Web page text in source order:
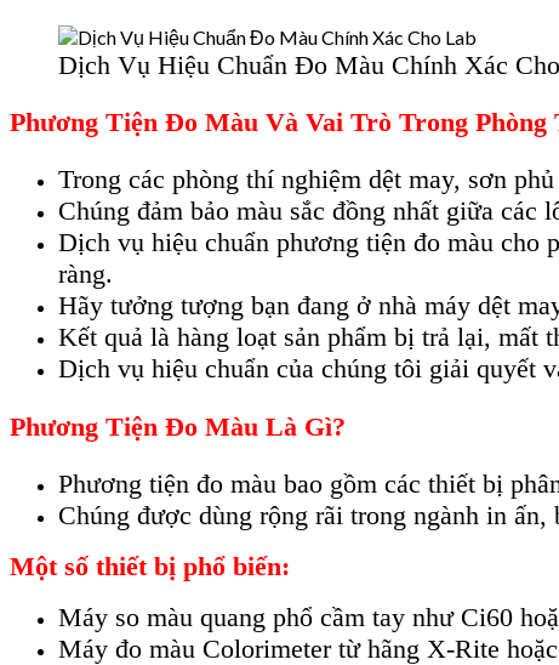
Dịch Vụ Hiệu Chuẩn Đo Màu Chính Xác
Phương Tiện Đo Màu Và Vai Trò Trong Phòng
Trong các phòng thí nghiệm dệt may, sơn
Chúng đảm bảo màu sắc đồng nhất giữa các
Dịch vụ hiệu chuẩn phương tiện đo màu cho
ràng.
Hãy tưởng tượng bạn đang ở nhà máy dệt
Kết quả là hàng loạt sản phẩm bị trả lại, mất
Dịch vụ hiệu chuẩn của chúng tôi giải quyết
Phương Tiện Đo Màu Là Gì?
Phương tiện đo màu bao gồm các thiết bị
Chúng được dùng rộng rãi trong ngành in ấn,
Một số thiết bị phổ biến:
Máy so màu quang phổ cầm tay như Ci60
Máy đo màu Colorimeter từ hãng X-Rite